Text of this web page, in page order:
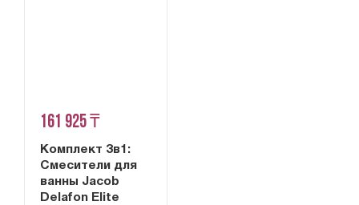
161 925 ₸
Комплект 3в1:
Смесители для
ванны Jacob
Delafon Elite